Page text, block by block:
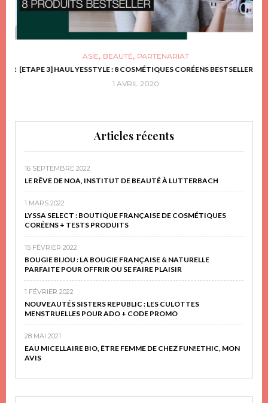
ASIE, BEAUTÉ, PARTENARIAT
[ETAPE 3] HAUL YESSTYLE : 8 COSMÉTIQUES CORÉENS BESTSELLER
1 AVRIL 2020
Articles récents
16 SEPTEMBRE 2022
LE RÊVE DE NOA, INSTITUT DE BEAUTÉ À LUTTERBACH
1 MARS 2022
LYSSA SELECT : BOUTIQUE FRANÇAISE DE COSMÉTIQUES
CORÉENS + TESTS PRODUITS
15 FÉVRIER 2022
BOUGIE BIJOU : LA BOUGIE FRANÇAISE & NATURELLE
PARFAITE POUR OFFRIR OU SE FAIRE PLAISIR
1 FÉVRIER 2022
NOUVEAUTÉS SISTERS REPUBLIC : LES CULOTTES
MENSTRUELLES POUR ADO + CODE PROMO
28 MAI 2021
EAU MICELLAIRE BIO, ÊTRE FEMME DE CHEZ FUN!ETHIC, MON
AVIS